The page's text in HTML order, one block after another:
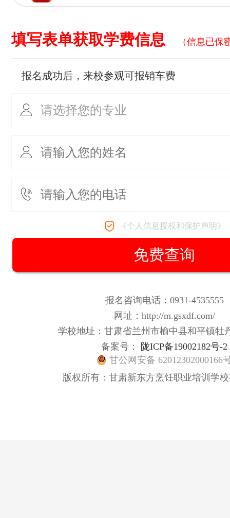
填写表单获取学费信息 （信息已保
报名成功后，来校参观可报销车费
《个人信息授权和保护声明》
报名咨询电话：0931-4535555
网址：http://m.gsxdf.com/
学校地址：甘肃省兰州市榆中县和平镇牡
备案号： 陇ICP备19002182号-2
甘公网安备 62012302000166
版权所有：甘肃新东方烹饪职业培训学